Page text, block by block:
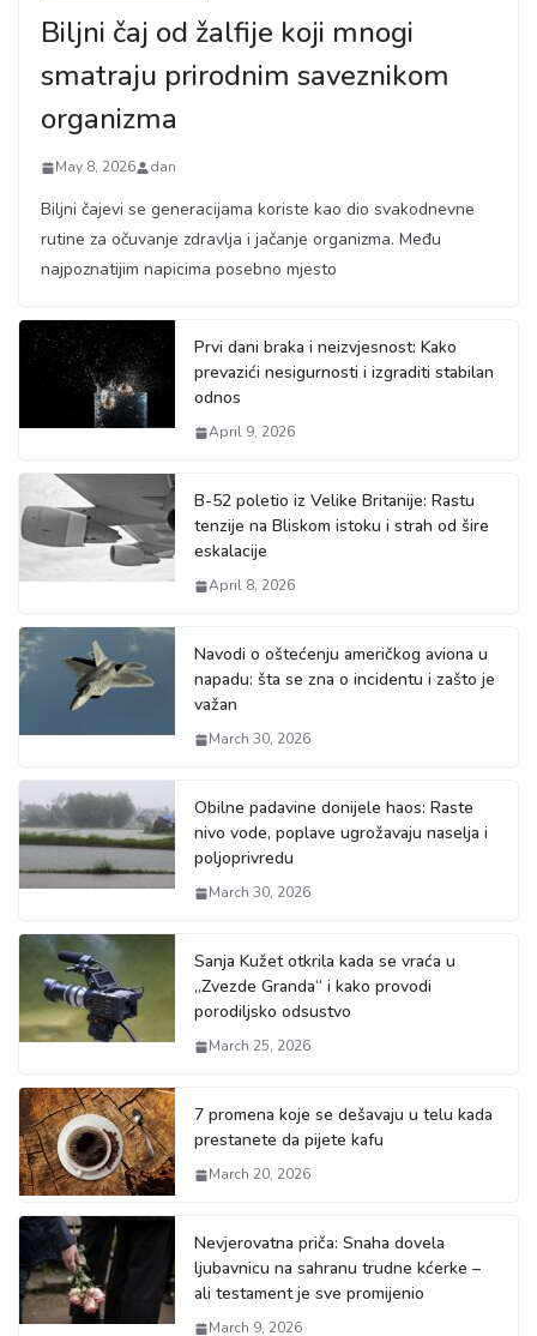
Biljni čaj od žalfije koji mnogi
smatraju prirodnim saveznikom
organizma
May 8, 2026 dan
Biljni čajevi se generacijama koriste kao dio svakodnevne
rutine za očuvanje zdravlja i jačanje organizma. Među
najpoznatijim napicima posebno mjesto
Prvi dani braka i neizvjesnost: Kako
prevazići nesigurnosti i izgraditi stabilan
odnos
April 9, 2026
B-52 poletio iz Velike Britanije: Rastu
tenzije na Bliskom istoku i strah od šire
eskalacije
April 8, 2026
Navodi o oštećenju američkog aviona u
napadu: šta se zna o incidentu i zašto je
važan
March 30, 2026
Obilne padavine donijele haos: Raste
nivo vode, poplave ugrožavaju naselja i
poljoprivredu
March 30, 2026
Sanja Kužet otkrila kada se vraća u
„Zvezde Granda“ i kako provodi
porodiljsko odsustvo
March 25, 2026
7 promena koje se dešavaju u telu kada
prestanete da pijete kafu
March 20, 2026
Nevjerovatna priča: Snaha dovela
ljubavnicu na sahranu trudne kćerke –
ali testament je sve promijenio
March 9, 2026